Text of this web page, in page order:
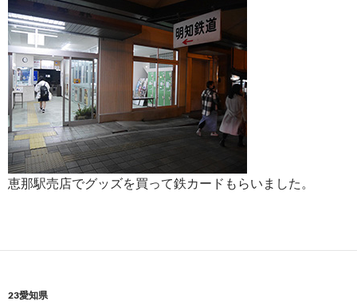
恵那駅売店でグッズを買って鉄カードもらいました。
23愛知県